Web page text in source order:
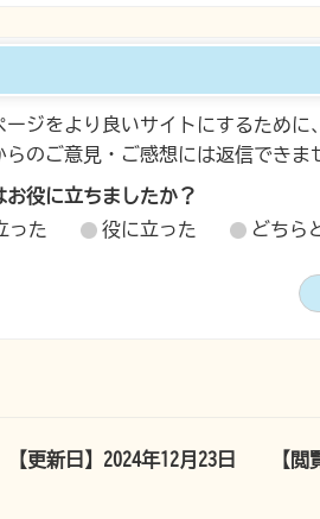
ージをより良いサイトにするため
らのご意見・ご感想には返信できま
お役に立ちましたか？
った
役に立った どちら
【更新日】 2024年12月23日 【閲